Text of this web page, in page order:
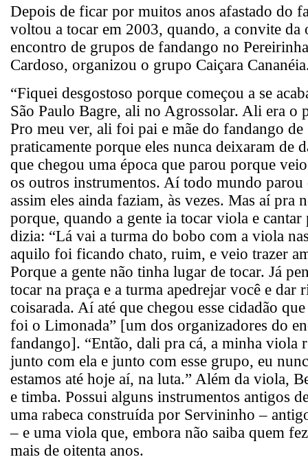
Depois de ficar por muitos anos afastado do
voltou a tocar em 2003, quando, a convite da
encontro de grupos de fandango no
Cardoso, organizou o grupo Caiçara
“Fiquei desgostoso porque começou a se
São Paulo Bagre, ali no Agrossolar. Ali era o
Pro meu ver, ali foi pai e mãe do fandango de
praticamente porque eles nunca deixaram de
que chegou uma época que parou porque
os outros instrumentos. Aí todo mundo parou
assim eles ainda faziam, às vezes. Mas aí
porque, quando a gente ia tocar viola e cantar
dizia: “Lá vai a turma do bobo com a viola
aquilo foi ficando chato, ruim, e veio trazer
Porque a gente não tinha lugar de tocar. Já
tocar na praça e a turma apedrejar você e dar
coisarada. Aí até que chegou esse cidadão
foi o Limonada” [um dos organizadores do
fandango]. “Então, dali pra cá, a minha viola
junto com ela e junto com esse grupo, eu
estamos até hoje aí, na luta.” Além da viola,
e timba. Possui alguns instrumentos antigos
uma rabeca construída por Servininho –
– e uma viola que, embora não saiba quem
mais de oitenta anos.